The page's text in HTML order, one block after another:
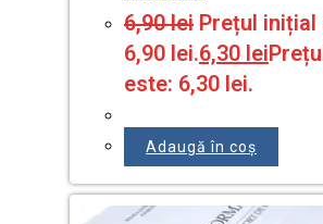
6,90lei Prețul inițial
6,90 lei.6,30 lei
este: 6,30 lei.
Adaugă în coș